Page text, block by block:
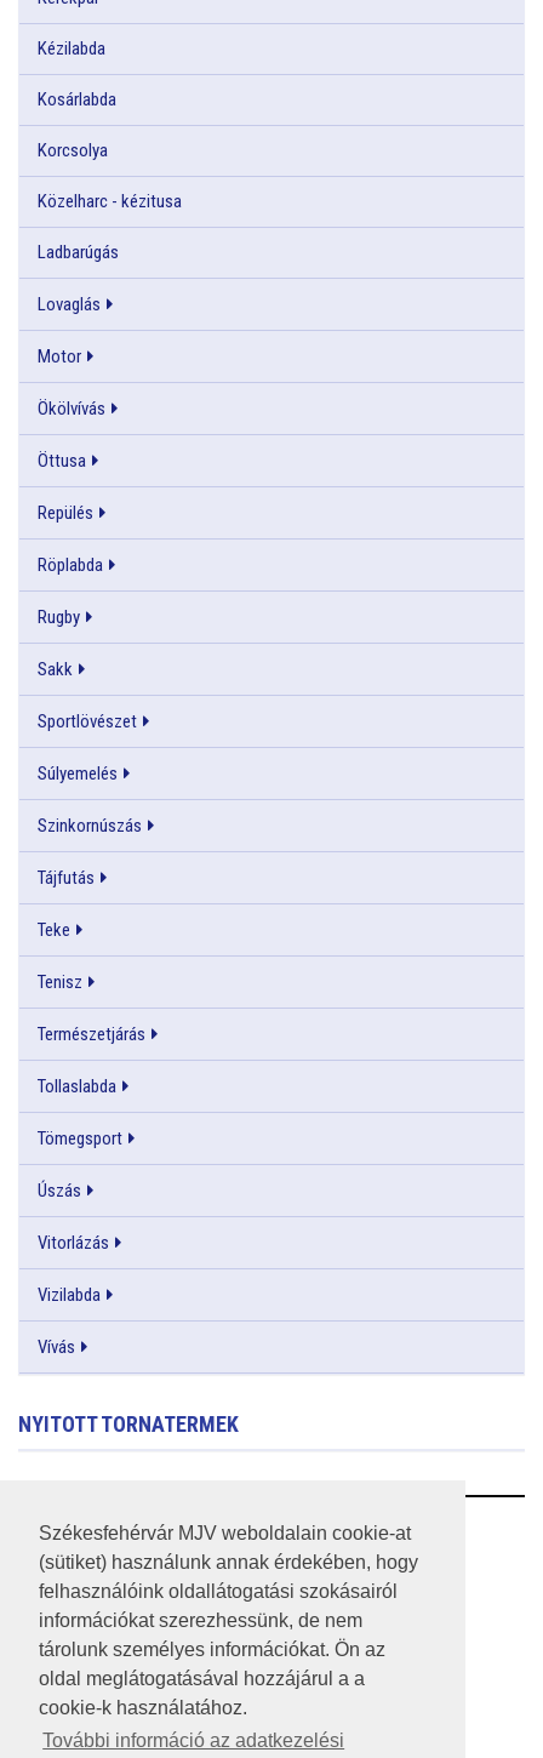
Székesfehérvár MJV weboldalain cookie-at
(sütiket) használunk annak érdekében, hogy
felhasználóink oldallátogatási szokásairól
információkat szerezhessünk, de nem
tárolunk személyes információkat. Ön az
oldal meglátogatásával hozzájárul a a
cookie-k használatához.
További információ az adatkezelési
Kézilabda
Kosárlabda
Korcsolya
Közelharc - kézitusa
Ladbarúgás
Lovaglás
Motor
Ökölvívás
Öttusa
Repülés
Röplabda
Rugby
Sakk
Sportlövészet
Súlyemelés
Szinkornúszás
Tájfutás
Teke
Tenisz
Természetjárás
Tollaslabda
Tömegsport
Úszás
Vitorlázás
Vizilabda
Vívás
NYITOTT TORNATERMEK
RSS
A HONLAP 2017.03.31-I ÁLLAPOTA
JOGI NYILATKOZAT
IMPRESSZUM